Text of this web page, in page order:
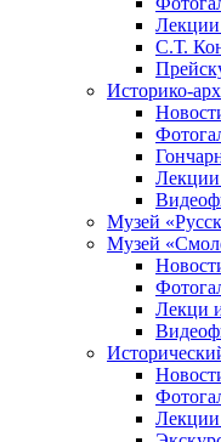
Лекции
С.Т.
Историко-
Лекции
Музей
Музей
Лекци
Лекции